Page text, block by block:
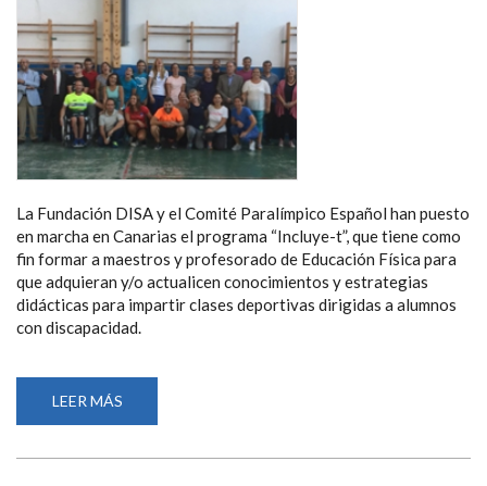
La Fundación DISA y el Comité Paralímpico Español han puesto
en marcha en Canarias el programa “Incluye-t”, que tiene como
fin formar a maestros y profesorado de Educación Física para
que adquieran y/o actualicen conocimientos y estrategias
didácticas para impartir clases deportivas dirigidas a alumnos
con discapacidad.
LEER MÁS
FUNDACIÓN
Y